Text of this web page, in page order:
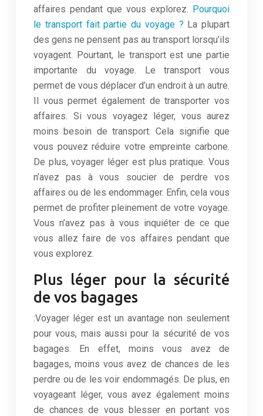
affaires pendant que vous explorez. Pourquoi
le transport fait partie du voyage ? La plupart
des gens ne pensent pas au transport lorsqu’ils
voyagent. Pourtant, le transport est une partie
importante du voyage. Le transport vous
permet de vous déplacer d’un endroit à un autre.
Il vous permet également de transporter vos
affaires. Si vous voyagez léger, vous aurez
moins besoin de transport. Cela signifie que
vous pouvez réduire votre empreinte carbone.
De plus, voyager léger est plus pratique. Vous
n’avez pas à vous soucier de perdre vos
affaires ou de les endommager. Enfin, cela vous
permet de profiter pleinement de votre voyage.
Vous n’avez pas à vous inquiéter de ce que
vous allez faire de vos affaires pendant que
vous explorez.
Plus léger pour la sécurité
de vos bagages
:Voyager léger est un avantage non seulement
pour vous, mais aussi pour la sécurité de vos
bagages. En effet, moins vous avez de
bagages, moins vous avez de chances de les
perdre ou de les voir endommagés. De plus, en
voyageant léger, vous avez également moins
de chances de vous blesser en portant vos